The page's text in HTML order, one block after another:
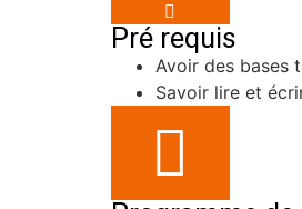
Pré requis
Avoir des bases
Savoir lire et